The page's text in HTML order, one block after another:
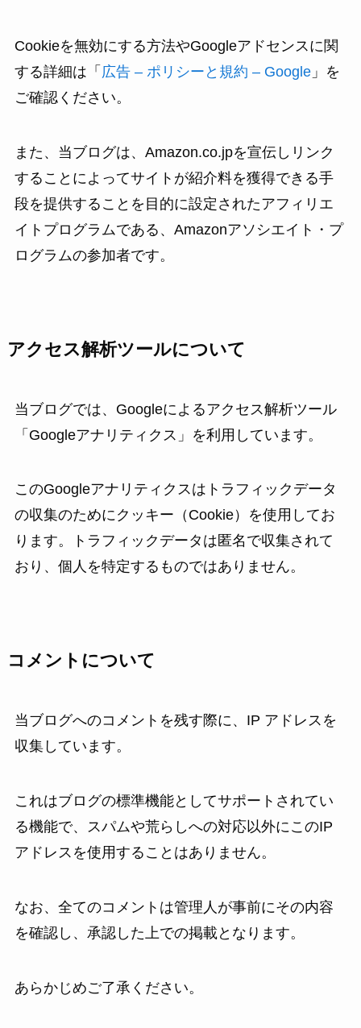
Cookieを無効にする方法やGoogleアドセンスに関
する詳細は「 広告 – ポリシーと規約 – Google」を
ご確認ください。
また、当ブログは、Amazon.co.jpを宣伝しリンク
することによってサイトが紹介料を獲得できる手
段を提供することを目的に設定されたアフィリエ
イトプログラムである、Amazonアソシエイト・プ
ログラムの参加者です。
アクセス解析ツールについて
当ブログでは、Googleによるアクセス解析ツール
「Googleアナリティクス」を利用しています。
このGoogleアナリティクスはトラフィックデータ
の収集のためにクッキー（Cookie）を使用してお
ります。トラフィックデータは匿名で収集されて
おり、個人を特定するものではありません。
コメントについて
当ブログへのコメントを残す際に、IP アドレスを
収集しています。
これはブログの標準機能としてサポートされてい
る機能で、スパムや荒らしへの対応以外にこのIP
アドレスを使用することはありません。
なお、全てのコメントは管理人が事前にその内容
を確認し、承認した上での掲載となります。
あらかじめご了承ください。